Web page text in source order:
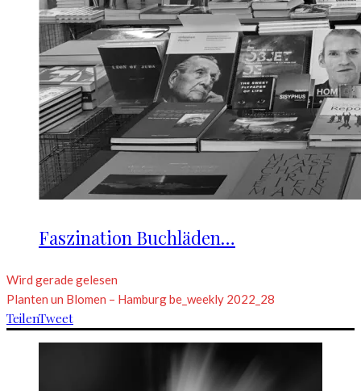
Faszination Buchläden…
Wird gerade gelesen
Planten un Blomen – Hamburg be_weekly 2022_28
TeilenTweet